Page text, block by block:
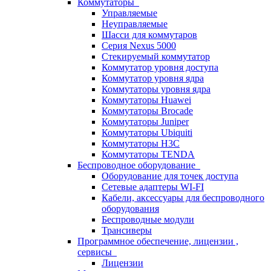
Коммутаторы
Управляемые
Неуправляемые
Шасси для коммутаров
Серия Nexus 5000
Стекируемый коммутатор
Коммутатор уровня доступа
Коммутатор уровня ядра
Коммутаторы уровня ядра
Коммутаторы Huawei
Коммутаторы Brocade
Коммутаторы Juniper
Коммутаторы Ubiquiti
Коммутаторы H3C
Коммутаторы TENDA
Беспроводное оборудование
Оборудование для точек доступа
Сетевые адаптеры WI-FI
Кабели, аксессуары для беспроводного
оборудования
Беспроводные модули
Трансиверы
Программное обеспечение, лицензии ,
сервисы
Лицензии